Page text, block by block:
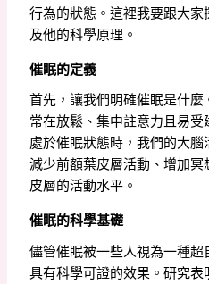
行為的狀態。這裡我要跟大
及他的科學原理。
催眠的定義
首先，讓我們明確催眠是什
常在放鬆、集中註意力且易
處於催眠狀態時，我們的大
減少前額葉皮層活動、增加
皮層的活動水平。
催眠的科學基礎
儘管催眠被一些人視為一種
具有科學可證的效果。研究